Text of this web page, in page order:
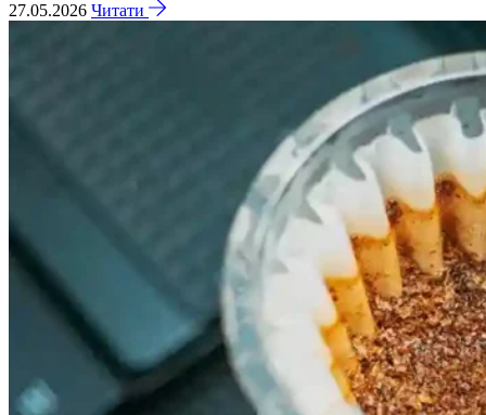
27.05.2026 Читати